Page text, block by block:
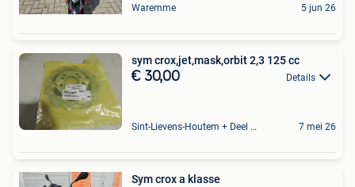
Waremme 5 jun 26
sym crox,jet,mask,orbit 2,3 125 cc
€ 30,00 Details
Sint-Lievens-Houtem + Deel Oombergen 7 mei 26
Sym crox a klasse